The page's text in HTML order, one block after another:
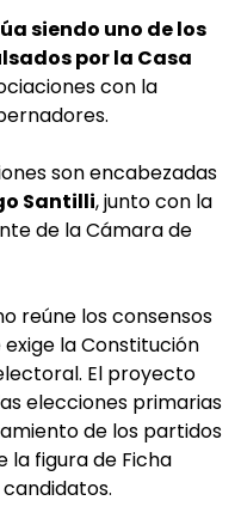
siendo uno de los
por la Casa
con la
son encabezadas
Santilli, junto con la
de la Cámara de
reúne los consensos
la Constitución
El proyecto
elecciones primarias
de los partidos
la figura de Ficha